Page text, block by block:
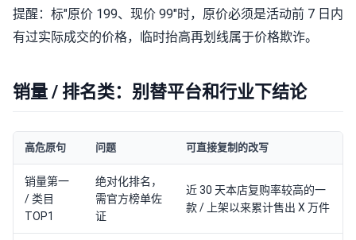
提醒：标"原价 199、现价 99"时，原价必须是活动前 7 日内
有过实际成交的价格，临时抬高再划线属于价格欺诈。
销量 / 排名类：别替平台和行业下结论
高危原句 问题 可直接复制的改写
销量第一
/ 类目
TOP1
绝对化排名，
需官方榜单佐
证
近 30 天本店复购率较高的一
款 / 上架以来累计售出 X 万件